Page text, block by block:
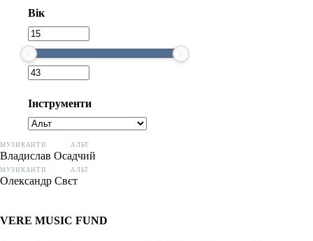
Вік
Інструменти
МУЗИКАНТИ АЛЬТ
Владислав Осадчий
МУЗИКАНТИ АЛЬТ
Олександр Свєт
VERE MUSIC FUND